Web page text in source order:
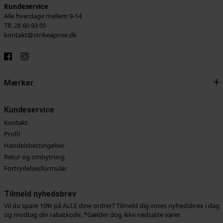
Kundeservice
Alle hverdage mellem 9-14
Tlf. 28 60 93 05
kontakt@strikeapose.dk
Mærker
Kundeservice
Kontakt
Profil
Handelsbestingelser
Retur og ombytning
Fortrydelsesformular
Tilmeld nyhedsbrev
Vil du spare 10% på ALLE dine ordrer? Tilmeld dig vores nyhedsbrev i dag
og modtag din rabatkode. *Gælder dog ikke nedsatte varer.